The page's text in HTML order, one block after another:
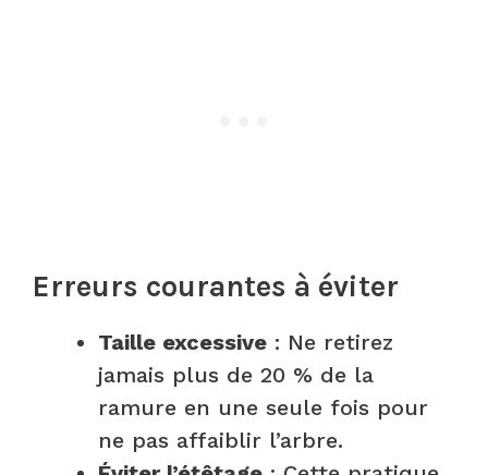
Erreurs courantes à éviter
Taille excessive : Ne retirez
jamais plus de 20 % de la
ramure en une seule fois pour
ne pas affaiblir l’arbre.